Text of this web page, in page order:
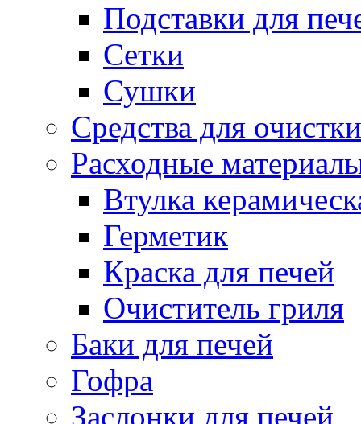
Подставки для
Сетки
Сушки
Средства для
Расходные
Втулка
Герметик
Краска для печей
Очиститель гриля
Баки для печей
Гофра
Заслонки для печей